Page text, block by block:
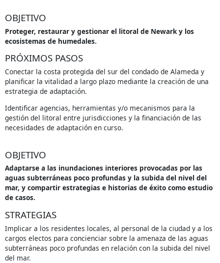
OBJETIVO
Proteger, restaurar y gestionar el litoral de Newark y los
ecosistemas de humedales.
PRÓXIMOS PASOS
Conectar la costa protegida del sur del condado de Alameda y
planificar la vitalidad a largo plazo mediante la creación de una
estrategia de adaptación.
Identificar agencias, herramientas y/o mecanismos para la
gestión del litoral entre jurisdicciones y la financiación de las
necesidades de adaptación en curso.
OBJETIVO
Adaptarse a las inundaciones interiores provocadas por las
aguas subterráneas poco profundas y la subida del nivel del
mar, y compartir estrategias e historias de éxito como estudio
de casos.
STRATEGIAS
Implicar a los residentes locales, al personal de la ciudad y a los
cargos electos para concienciar sobre la amenaza de las aguas
subterráneas poco profundas en relación con la subida del nivel
del mar.